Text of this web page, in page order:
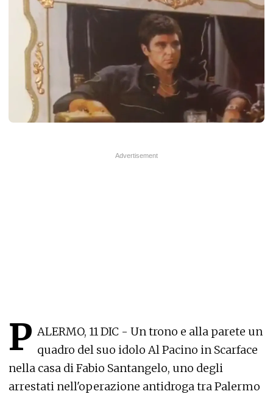
P ALERMO, 11 DIC - Un trono e alla parete un
quadro del suo idolo Al Pacino in Scarface
nella casa di Fabio Santangelo, uno degli
arrestati nell'operazione antidroga tra Palermo